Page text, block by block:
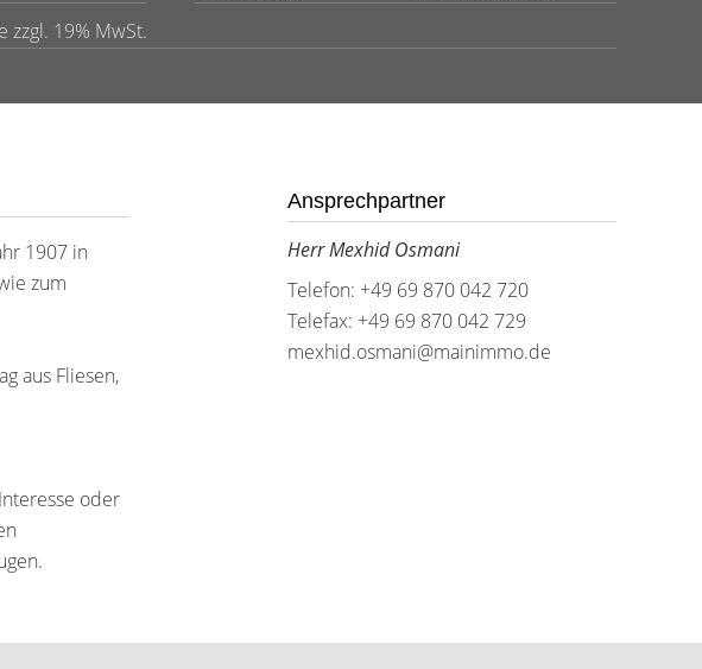
zzgl. 19% MwSt.
1907 in
zum
aus Fliesen,
oder
Ansprechpartner
Herr Mexhid Osmani
Telefon: +49 69 870 042 720
Telefax: +49 69 870 042 729
mexhid.osmani@mainimmo.de